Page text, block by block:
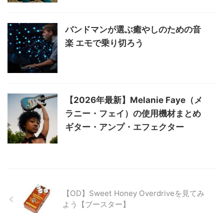
バンドマンが選ぶ癒やしのための音
楽 エモで乗り切ろう
【2026年最新】Melanie Faye（メ
ラニー・フェイ）の使用機材まとめ
ギター・アンプ・エフェクター
【OD】Sweet Honey Overdriveを見てみ
よう【ブースター】